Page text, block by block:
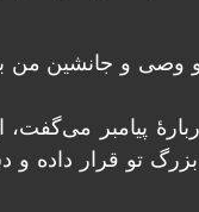
وصی و جانشین
پیامبر می‌گفت،
تو قرار داده و